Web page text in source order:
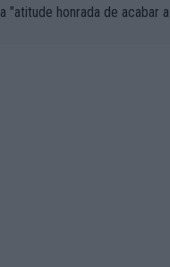
a "atitude honrada de acabar